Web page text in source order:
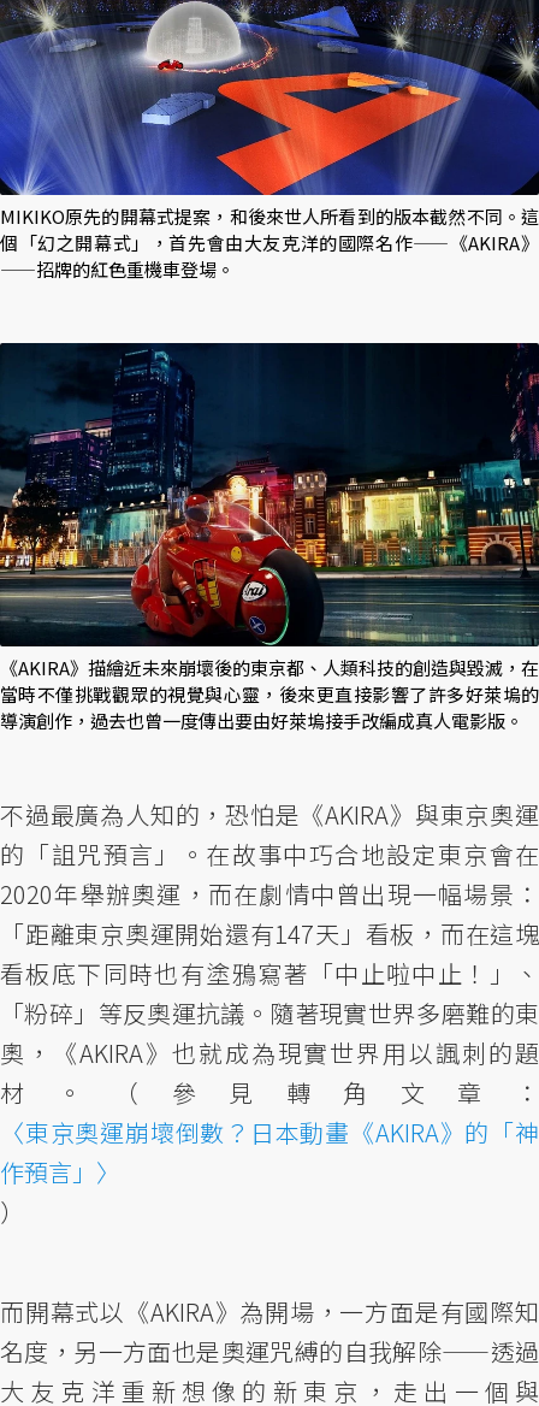
MIKIKO原先的開幕式提案，和後來世人所看到的版本截然不同。這
個「幻之開幕式」，首先會由大友克洋的國際名作——《AKIRA》
——招牌的紅色重機車登場。
《AKIRA》描繪近未來崩壞後的東京都、人類科技的創造與毀滅，在
當時不僅挑戰觀眾的視覺與心靈，後來更直接影響了許多好萊塢的
導演創作，過去也曾一度傳出要由好萊塢接手改編成真人電影版。
不過最廣為人知的，恐怕是《AKIRA》與東京奧運
的「詛咒預言」。在故事中巧合地設定東京會在
2020年舉辦奧運，而在劇情中曾出現一幅場景：
「距離東京奧運開始還有147天」看板，而在這塊
看板底下同時也有塗鴉寫著「中止啦中止！」、
「粉碎」等反奧運抗議。隨著現實世界多磨難的東
奧，《AKIRA》也就成為現實世界用以諷刺的題
材。（參見轉角文章：
〈東京奧運崩壞倒數？日本動畫《AKIRA》的「神
作預言」〉
）
而開幕式以《AKIRA》為開場，一方面是有國際知
名度，另一方面也是奧運咒縛的自我解除——透過
大友克洋重新想像的新東京，走出一個與